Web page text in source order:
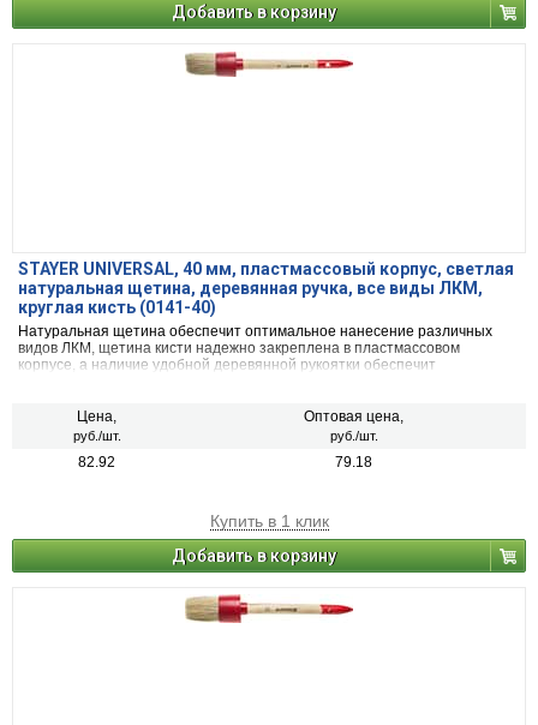
Добавить в корзину
STAYER UNIVERSAL, 40 мм, пластмассовый корпус, светлая
натуральная щетина, деревянная ручка, все виды ЛКМ,
круглая кисть (0141-40)
Натуральная щетина обеспечит оптимальное нанесение различных
видов ЛКМ, щетина кисти надежно закреплена в пластмассовом
корпусе, а наличие удобной деревянной рукоятки обеспечит
Цена,
руб./шт.
Оптовая цена,
руб./шт.
82.92 79.18
Купить в 1 клик
Добавить в корзину